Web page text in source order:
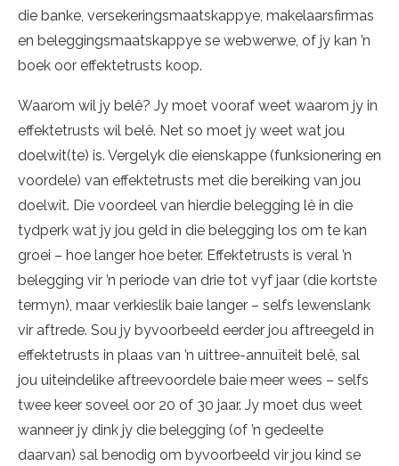
die banke, versekeringsmaatskappye, makelaarsfirmas
en beleggingsmaatskappye se webwerwe, of jy kan ’n
boek oor effektetrusts koop.
Waarom wil jy belê? Jy moet vooraf weet waarom jy in
effektetrusts wil belê. Net so moet jy weet wat jou
doelwit(te) is. Vergelyk die eienskappe (funksionering en
voordele) van effektetrusts met die bereiking van jou
doelwit. Die voordeel van hierdie belegging lê in die
tydperk wat jy jou geld in die belegging los om te kan
groei – hoe langer hoe beter. Effektetrusts is veral ’n
belegging vir ’n periode van drie tot vyf jaar (die kortste
termyn), maar verkieslik baie langer – selfs lewenslank
vir aftrede. Sou jy byvoorbeeld eerder jou aftreegeld in
effektetrusts in plaas van ’n uittree-annuïteit belê, sal
jou uiteindelike aftreevoordele baie meer wees – selfs
twee keer soveel oor 20 of 30 jaar. Jy moet dus weet
wanneer jy dink jy die belegging (of ’n gedeelte
daarvan) sal benodig om byvoorbeeld vir jou kind se